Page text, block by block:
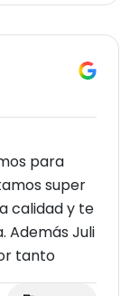
para
super
calidad y te
Además Juli
tanto